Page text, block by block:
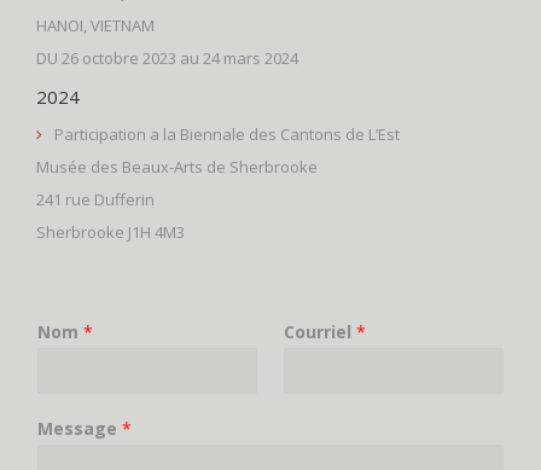
HANOI, VIETNAM
DU 26 octobre 2023 au 24 mars 2024
2024
Participation a la Biennale des Cantons de L’Est
Musée des Beaux-Arts de Sherbrooke
241 rue Dufferin
Sherbrooke J1H 4M3
Nom * Courriel *
Message *